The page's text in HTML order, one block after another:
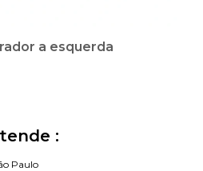
a esquerda
:
Paulo